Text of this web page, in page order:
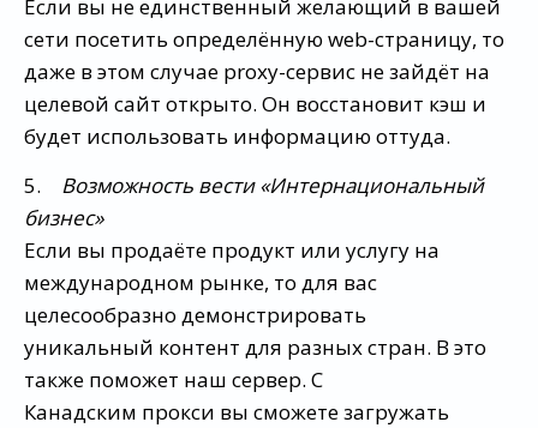
Если вы не единственный желающий в вашей
сети посетить определённую web-страницу, то
даже в этом случае proxy-сервис не зайдёт на
целевой сайт открыто. Он восстановит кэш и
будет использовать информацию оттуда.
5. Возможность вести «Интернациональный
бизнес»
Если вы продаёте продукт или услугу на
международном рынке, то для вас
целесообразно демонстрировать
уникальный контент для разных стран. В это
также поможет наш сервер. С
Канадским прокси вы сможете загружать